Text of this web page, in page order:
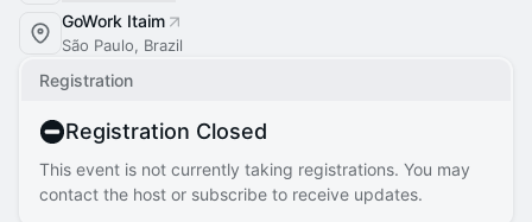
GoWork Itaim
São Paulo, Brazil
Registration
Registration Closed
This event is not currently taking registrations. You may
contact the host or subscribe to receive updates.